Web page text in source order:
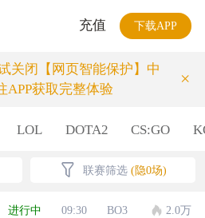
充值 下载APP
关闭【网页智能保护】中
APP获取完整体验
×
LOL DOTA2 CS:GO
联赛筛选 (隐0场)
进行中 09:30 BO3 2.0万